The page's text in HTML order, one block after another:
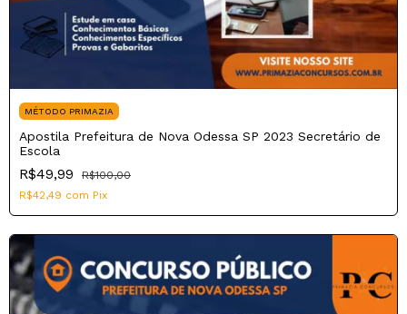
MÉTODO PRIMAZIA
Apostila Prefeitura de Nova Odessa SP 2023 Secretário de
Escola
R$49,99
R$100,00
R$42,49 com Pix